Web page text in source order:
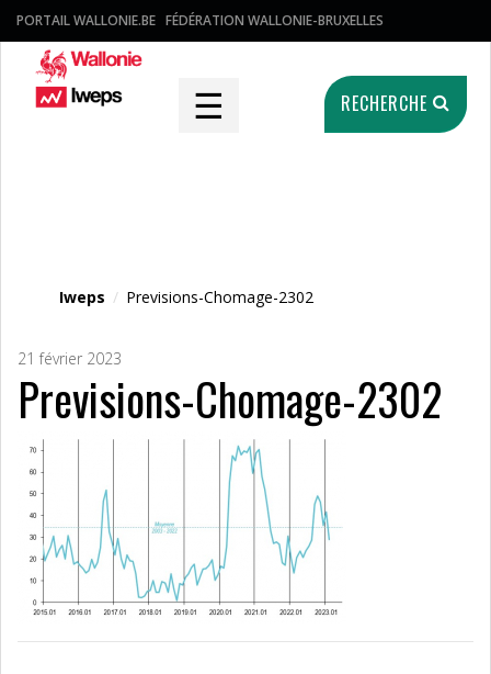
PORTAIL WALLONIE.BE FÉDÉRATION WALLONIE-BRUXELLES
☰ RECHERCHE
Iweps / Previsions-Chomage-2302
21 février 2023
Previsions-Chomage-2302